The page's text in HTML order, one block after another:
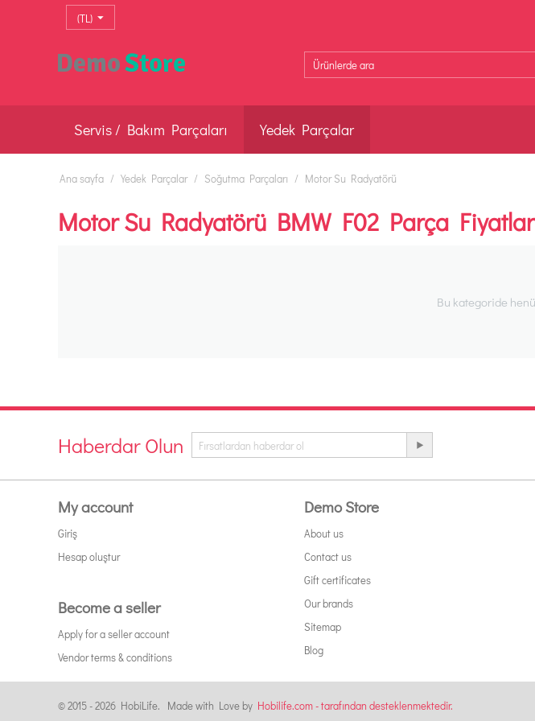
(TL)
Servis / Bakım Parçaları Yedek Parçalar
Ana sayfa / Yedek Parçalar / Soğutma Parçaları / Motor Su Radyatörü
Motor Su Radyatörü BMW F02 Parça
Bu kategoride
Haberdar Olun
My account
Giriş
Hesap oluştur
Become a seller
Apply for a seller account
Vendor terms & conditions
Demo Store
About us
Contact us
Gift certificates
Our brands
Sitemap
Blog
© 2015 - 2026 HobiLife. Made with Love by Hobilife.com - tarafından desteklenmektedir.